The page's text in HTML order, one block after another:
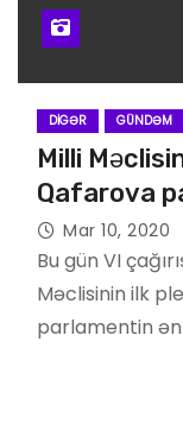
DIGƏR GÜNDƏM
Milli
Qafarova
Mar 10, 2020
Bu gün VI
Məclisinin ilk
parlamentin ən